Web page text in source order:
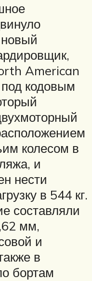
American
кодовым
колесом в
и
нести
в 544 кг.
составляли
мм,
и
в
бортам